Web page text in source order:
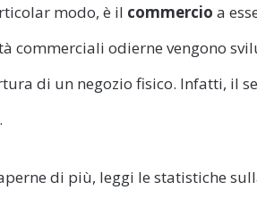
modo, è il commercio a
commerciali odierne vengono
di un negozio fisico. Infatti, il
di più, leggi le statistiche